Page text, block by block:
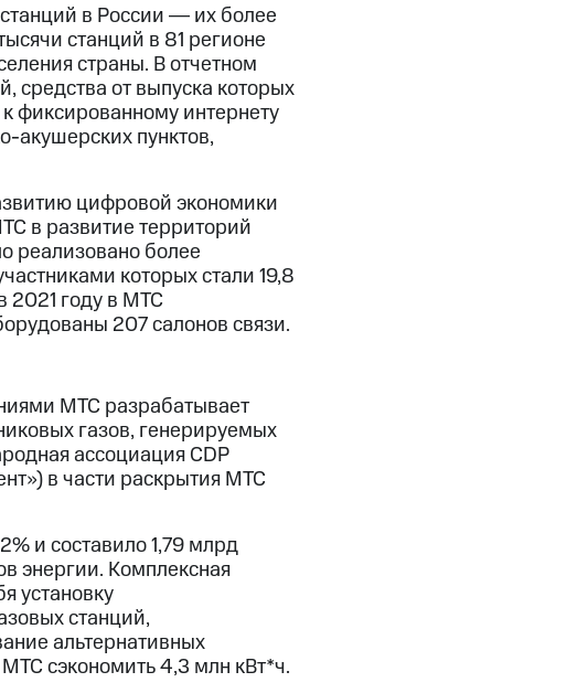
в России ― их более
станций в 81 регионе
страны. В отчетном
от выпуска которых
фиксированному интернету
акушерских пунктов,
цифровой экономики
в развитие территорий
реализовано более
которых стали 19,8
2021 году в МТС
207 салонов связи.
МТС разрабатывает
газов, генерируемых
ассоциация СDP
в части раскрытия МТС
и составило 1,79 млрд
энергии. Комплексная
установку
станций,
альтернативных
сэкономить 4,3 млн кВт*ч.